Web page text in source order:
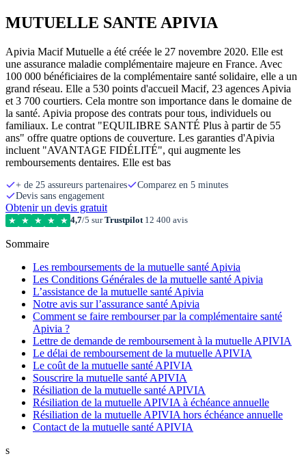
MUTUELLE SANTE APIVIA
Apivia Macif Mutuelle a été créée le 27 novembre 2020. Elle est
une assurance maladie complémentaire majeure en France. Avec
100 000 bénéficiaires de la complémentaire santé solidaire, elle a un
grand réseau. Elle a 530 points d'accueil Macif, 23 agences Apivia
et 3 700 courtiers. Cela montre son importance dans le domaine de
la santé. Apivia propose des contrats pour tous, individuels ou
familiaux. Le contrat "EQUILIBRE SANTÉ Plus à partir de 55
ans" offre quatre options de couverture. Les garanties d'Apivia
incluent "AVANTAGE FIDÉLITÉ", qui augmente les
remboursements dentaires. Elle est bas
+ de 25 assureurs partenaires
Comparez en 5 minutes
Devis sans engagement
Obtenir un devis gratuit
★ ★ ★ ★ ★ 4,7/5 surTrustpilot12 400 avis
Sommaire
Les remboursements de la mutuelle santé Apivia
Les Conditions Générales de la mutuelle santé Apivia
L’assistance de la mutuelle santé Apivia
Notre avis sur l’assurance santé Apivia
Comment se faire rembourser par la complémentaire santé
Apivia ?
Lettre de demande de remboursement à la mutuelle APIVIA
Le délai de remboursement de la mutuelle APIVIA
Le coût de la mutuelle santé APIVIA
Souscrire la mutuelle santé APIVIA
Résiliation de la mutuelle santé APIVIA
Résiliation de la mutuelle APIVIA à échéance annuelle
Résiliation de la mutuelle APIVIA hors échéance annuelle
Contact de la mutuelle santé APIVIA
s